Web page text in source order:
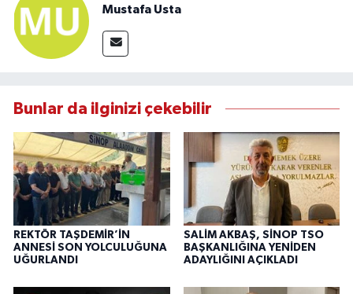
Mustafa Usta
Bunlar da ilginizi çekebilir
REKTÖR TAŞDEMİR’İN
ANNESİ SON YOLCULUĞUNA
UĞURLANDI
SALİM AKBAŞ, SİNOP TSO
BAŞKANLIĞINA YENİDEN
ADAYLIĞINI AÇIKLADI